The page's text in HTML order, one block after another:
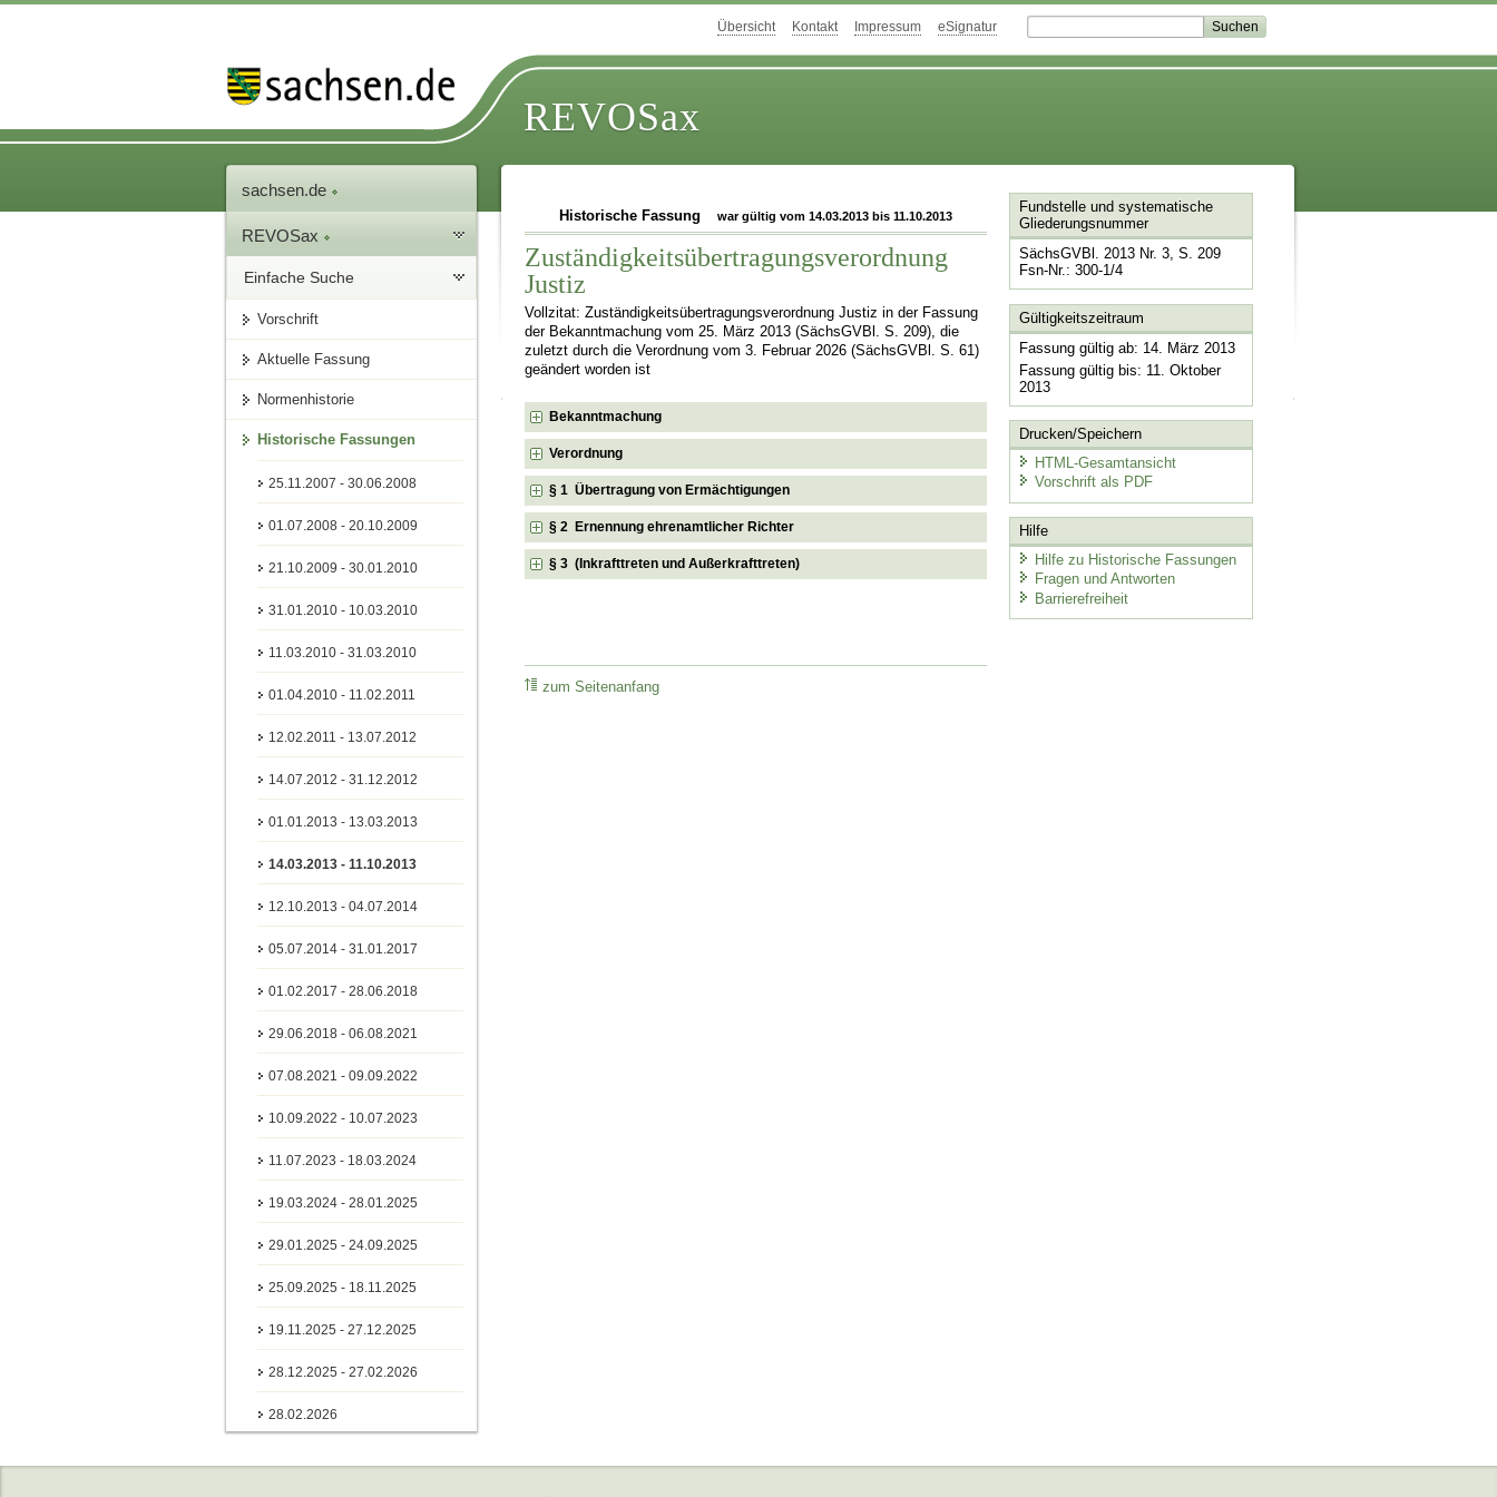
Übersicht Kontakt Impressum eSignatur
REVOSax
sachsen.de
REVOSax
Einfache Suche
Vorschrift
Aktuelle Fassung
Normenhistorie
Historische Fassungen
25.11.2007 - 30.06.2008
01.07.2008 - 20.10.2009
21.10.2009 - 30.01.2010
31.01.2010 - 10.03.2010
11.03.2010 - 31.03.2010
01.04.2010 - 11.02.2011
12.02.2011 - 13.07.2012
14.07.2012 - 31.12.2012
01.01.2013 - 13.03.2013
14.03.2013 - 11.10.2013
12.10.2013 - 04.07.2014
05.07.2014 - 31.01.2017
01.02.2017 - 28.06.2018
29.06.2018 - 06.08.2021
07.08.2021 - 09.09.2022
10.09.2022 - 10.07.2023
11.07.2023 - 18.03.2024
19.03.2024 - 28.01.2025
29.01.2025 - 24.09.2025
25.09.2025 - 18.11.2025
19.11.2025 - 27.12.2025
28.12.2025 - 27.02.2026
28.02.2026
Historische Fassung war gültig vom 14.03.2013 bis 11.10.2013
Zuständigkeitsübertragungsverordnung
Justiz
Vollzitat: Zuständigkeitsübertragungsverordnung Justiz in der Fassung
der Bekanntmachung vom 25. März 2013 (SächsGVBl. S. 209), die
zuletzt durch die Verordnung vom 3. Februar 2026 (SächsGVBl. S. 61)
geändert worden ist
Bekanntmachung
Verordnung
§ 1 Übertragung von Ermächtigungen
§ 2 Ernennung ehrenamtlicher Richter
§ 3 (Inkrafttreten und Außerkrafttreten)
zum Seitenanfang
Fundstelle und systematische
Gliederungsnummer
SächsGVBl. 2013 Nr. 3, S. 209
Fsn-Nr.: 300-1/4
Gültigkeitszeitraum
Fassung gültig ab: 14. März 2013
Fassung gültig bis: 11. Oktober
2013
Drucken/Speichern
HTML-Gesamtansicht
Vorschrift als PDF
Hilfe
Hilfe zu Historische Fassungen
Fragen und Antworten
Barrierefreiheit